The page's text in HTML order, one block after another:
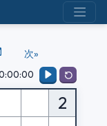
次»
2